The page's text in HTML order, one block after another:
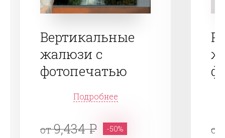
Вертикальные
жалюзи с
фотопечатью
Подробнее
от9,434 -50% от